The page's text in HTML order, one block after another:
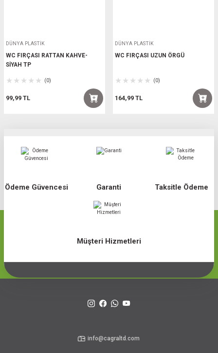
DÜNYA PLASTİK
WC FIRÇASI RATTAN KAHVE-
SİYAH TP
(0)
99,99 TL
DÜNYA PLASTİK
WC FIRÇASI UZUN ÖRGÜ
(0)
164,99 TL
Ödeme Güvencesi Garanti Taksitle Ödeme
Müşteri Hizmetleri
info@cagraltd.com